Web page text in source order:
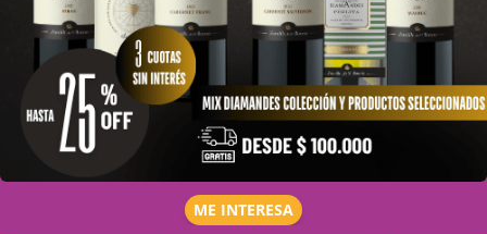
ME INTERESA